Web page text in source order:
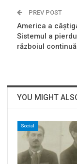
PREV POST
America a
Sistemul a
războiul continuă
YOU MIGHT
Social